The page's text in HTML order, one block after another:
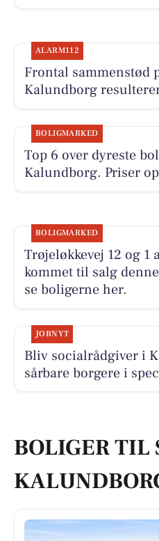
ALARM112
Frontal sammenstød
Kalundborg
BOLIGMARKED
Top 6 over dyreste
Kalundborg. Priser
BOLIGMARKED
Trøjeløkkevej 12 og 1
kommet til salg
se boligerne her.
JOBNYT
Bliv socialrådgiver i
sårbare borgere i
BOLIGER TIL